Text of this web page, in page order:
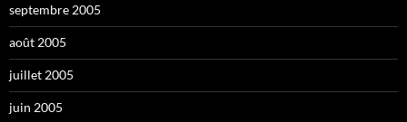
septembre 2005
août 2005
juillet 2005
juin 2005